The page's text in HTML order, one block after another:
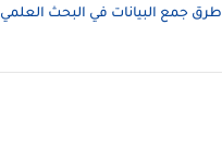
طرق جمع البيانات في البحث العلمي